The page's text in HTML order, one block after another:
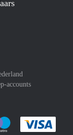
accounts
af met Paypal
gemakkelijk af met
Je rekent